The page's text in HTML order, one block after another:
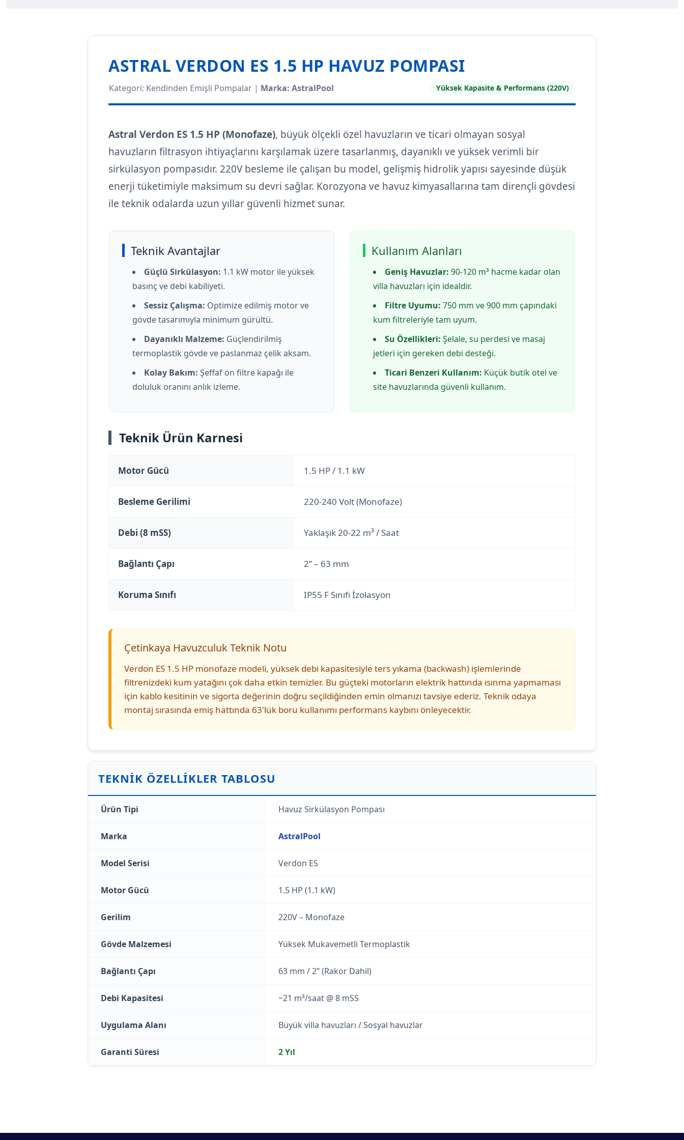
ASTRAL VERDON ES 1.5 HP HAVUZ POMPASI
Kategori: Kendinden Emişli Pompalar | Marka: AstralPool Yüksek Kapasite & Performans (220V)
Astral Verdon ES 1.5 HP (Monofaze), büyük ölçekli özel havuzların ve ticari olmayan sosyal
havuzların filtrasyon ihtiyaçlarını karşılamak üzere tasarlanmış, dayanıklı ve yüksek verimli bir
sirkülasyon pompasıdır. 220V besleme ile çalışan bu model, gelişmiş hidrolik yapısı sayesinde düşük
enerji tüketimiyle maksimum su devri sağlar. Korozyona ve havuz kimyasallarına tam dirençli gövdesi
ile teknik odalarda uzun yıllar güvenli hizmet sunar.
Teknik Avantajlar
Güçlü Sirkülasyon: 1.1 kW motor ile yüksek
basınç ve debi kabiliyeti.
Sessiz Çalışma: Optimize edilmiş motor ve
gövde tasarımıyla minimum gürültü.
Dayanıklı Malzeme: Güçlendirilmiş
termoplastik gövde ve paslanmaz çelik aksam.
Kolay Bakım: Şeffaf ön filtre kapağı ile
doluluk oranını anlık izleme.
Kullanım Alanları
Geniş Havuzlar: 90-120 m³ hacme kadar olan
villa havuzları için idealdir.
Filtre Uyumu: 750 mm ve 900 mm çapındaki
kum filtreleriyle tam uyum.
Su Özellikleri: Şelale, su perdesi ve masaj
jetleri için gereken debi desteği.
Ticari Benzeri Kullanım: Küçük butik otel ve
site havuzlarında güvenli kullanım.
Teknik Ürün Karnesi
Motor Gücü 1.5 HP / 1.1 kW
Besleme Gerilimi 220-240 Volt (Monofaze)
Debi (8 mSS) Yaklaşık 20-22 m³ / Saat
Bağlantı Çapı 2” – 63 mm
Koruma Sınıfı IP55 F Sınıfı İzolasyon
Çetinkaya Havuzculuk Teknik Notu
Verdon ES 1.5 HP monofaze modeli, yüksek debi kapasitesiyle ters yıkama (backwash) işlemlerinde
filtrenizdeki kum yatağını çok daha etkin temizler. Bu güçteki motorların elektrik hattında ısınma yapmaması
için kablo kesitinin ve sigorta değerinin doğru seçildiğinden emin olmanızı tavsiye ederiz. Teknik odaya
montaj sırasında emiş hattında 63'lük boru kullanımı performans kaybını önleyecektir.
TEKNIK ÖZELLIKLER TABLOSU
Ürün Tipi Havuz Sirkülasyon Pompası
Marka AstralPool
Model Serisi Verdon ES
Motor Gücü 1.5 HP (1.1 kW)
Gerilim 220V – Monofaze
Gövde Malzemesi Yüksek Mukavemetli Termoplastik
Bağlantı Çapı 63 mm / 2” (Rakor Dahil)
Debi Kapasitesi ~21 m³/saat @ 8 mSS
Uygulama Alanı Büyük villa havuzları / Sosyal havuzlar
Garanti Süresi 2 Yıl